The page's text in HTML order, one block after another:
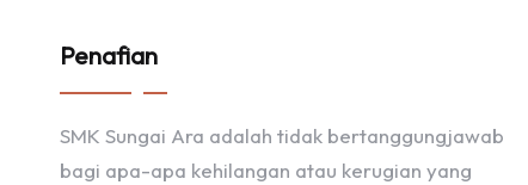
Penafian
SMK Sungai Ara adalah tidak bertanggungjawab
bagi apa-apa kehilangan atau kerugian yang